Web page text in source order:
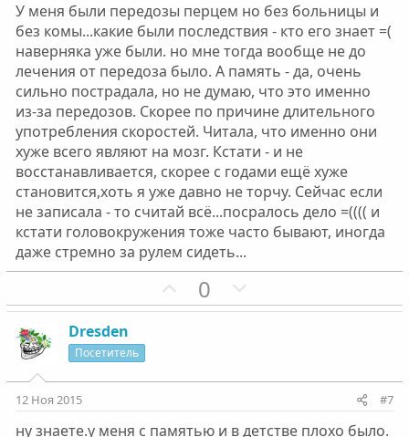
н
ы
й
г
о
л
о
с
н
ы
й
г
о
л
о
с
У меня были передозы перцем но без больницы и
без комы...какие были последствия - кто его знает =(
наверняка уже были. но мне тогда вообще не до
лечения от передоза было. А память - да, очень
сильно пострадала, но не думаю, что это именно
из-за передозов. Скорее по причине длительного
употребления скоростей. Читала, что именно они
хуже всего являют на мозг. Кстати - и не
восстанавливается, скорее с годами ещё хуже
становится,хоть я уже давно не торчу. Сейчас если
не записала - то считай всё...посралось дело =(((( и
кстати головокружения тоже часто бывают, иногда
даже стремно за рулем сидеть...
П
о
т
0
е
т
Dresden
Посетитель
12 Ноя 2015 #7
ну знаете.у меня с памятью и в детстве плохо было.